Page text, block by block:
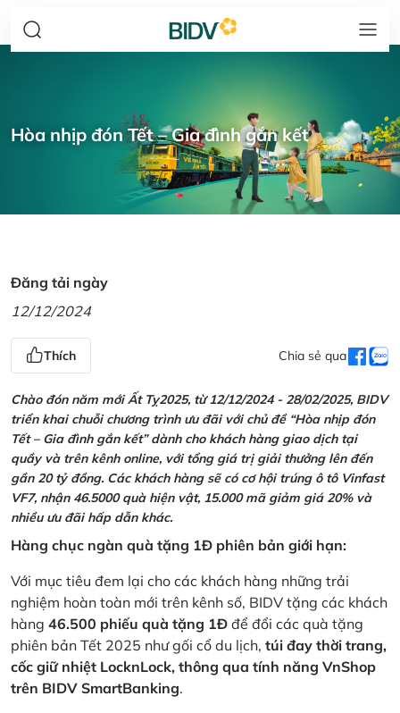
Hòa nhịp đón Tết – Gia đình gắn kết
Đăng tải ngày
12/12/2024
Thích Chia sẻ qua
Chào đón năm mới Ất Tỵ2025, từ 12/12/2024 - 28/02/2025, BIDV
triển khai chuỗi chương trình ưu đãi với chủ đề “Hòa nhịp đón
Tết – Gia đình gắn kết” dành cho khách hàng giao dịch tại
quầy và trên kênh online, với tổng giá trị giải thưởng lên đến
gần 20 tỷ đồng. Các khách hàng sẽ có cơ hội trúng ô tô Vinfast
VF7, nhận 46.5000 quà hiện vật, 15.000 mã giảm giá 20% và
nhiều ưu đãi hấp dẫn khác.
Hàng chục ngàn quà tặng 1Đ phiên bản giới hạn:
Với mục tiêu đem lại cho các khách hàng những trải
nghiệm hoàn toàn mới trên kênh số, BIDV tặng các khách
hàng 46.500 phiếu quà tặng 1Đ để đổi các quà tặng
phiên bản Tết 2025 như gối cổ du lịch, túi đay thời trang,
cốc giữ nhiệt LocknLock, thông qua tính năng VnShop
trên BIDV SmartBanking.